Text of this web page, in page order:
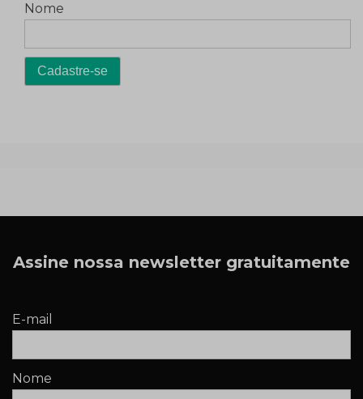
Nome
Assine nossa newsletter gratuitamente
E-mail
Nome